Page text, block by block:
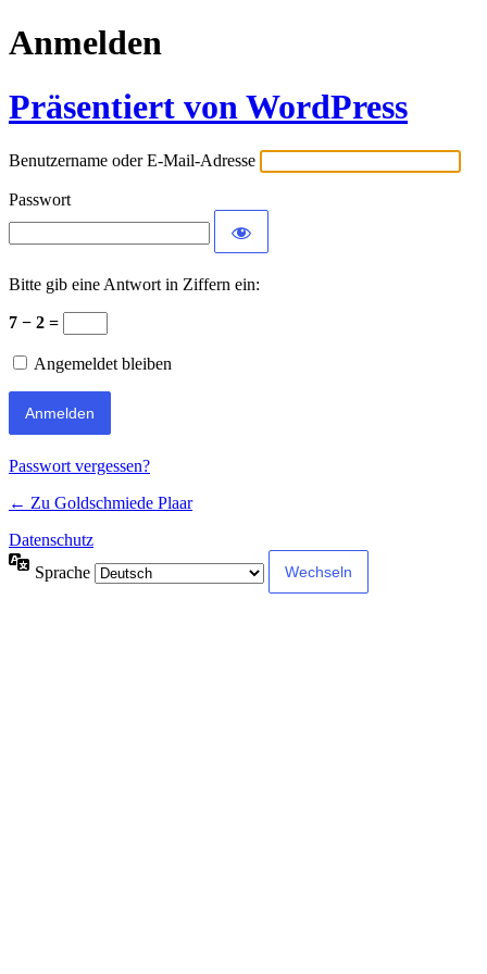
Anmelden
Präsentiert von WordPress
Benutzername oder E-Mail-Adresse
Passwort
Bitte gib eine Antwort in Ziffern ein:
7 − 2 =
Angemeldet bleiben
Passwort vergessen?
← Zu Goldschmiede Plaar
Datenschutz
Sprache